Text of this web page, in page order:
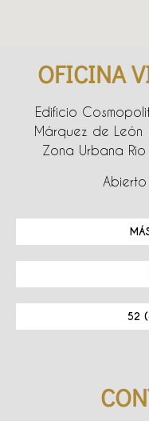
OFICINA
Edificio
Márquez de León
Zona Urbana Rio
52